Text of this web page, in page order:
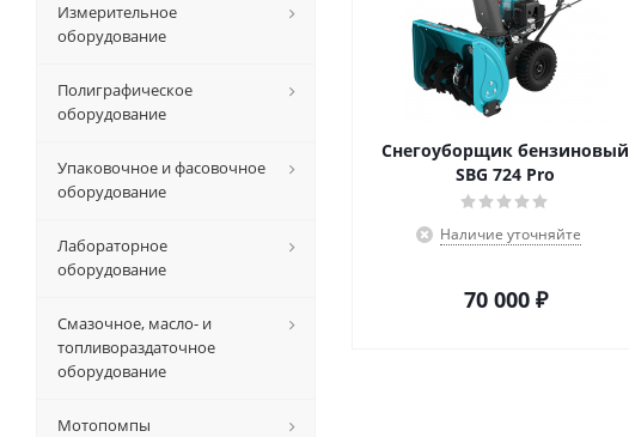
Снегоуборщик бензиновый
SBG 724 Pro
Наличие уточняйте
70 000₽
Измерительное
оборудование
Полиграфическое
оборудование
Упаковочное и фасовочное
оборудование
Лабораторное
оборудование
Смазочное, масло- и
топливораздаточное
оборудование
Мотопомпы